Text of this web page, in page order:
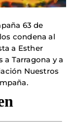
63 de
condena al
a Esther
a Tarragona y a
Nuestros